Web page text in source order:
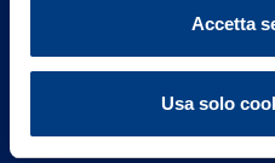
Accetta
Usa solo
Investor Relations